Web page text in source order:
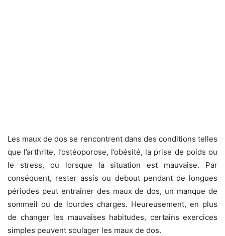
Les maux de dos se rencontrent dans des conditions telles
que l’arthrite, l’ostéoporose, l’obésité, la prise de poids ou
le stress, ou lorsque la situation est mauvaise. Par
conséquent, rester assis ou debout pendant de longues
périodes peut entraîner des maux de dos, un manque de
sommeil ou de lourdes charges. Heureusement, en plus
de changer les mauvaises habitudes, certains exercices
simples peuvent soulager les maux de dos.